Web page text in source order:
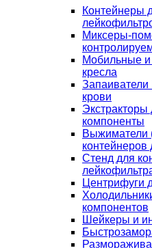
Контейнеры
Миксеры-
Мобильные и
кресла
Запаиватели
крови
Экстракторы
компоненты
Выжиматели
контейнеров
Стенд для
Центрифуги
компонентов
Шейкеры и